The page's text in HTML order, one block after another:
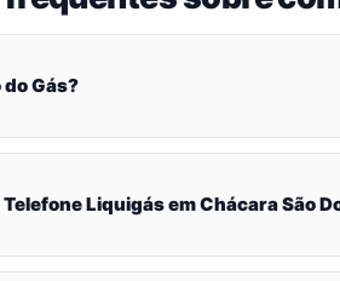
do Gás?
Liquigás em Chácara São